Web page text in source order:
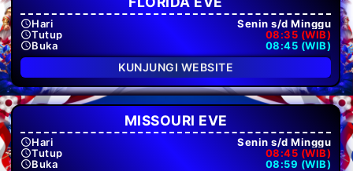
Hari
Senin s/d Minggu
Tutup
08:35 (WIB)
Buka
08:45 (WIB)
KUNJUNGI WEBSITE
MISSOURI EVE
Hari
Senin s/d Minggu
Tutup
08:45 (WIB)
Buka
08:59 (WIB)